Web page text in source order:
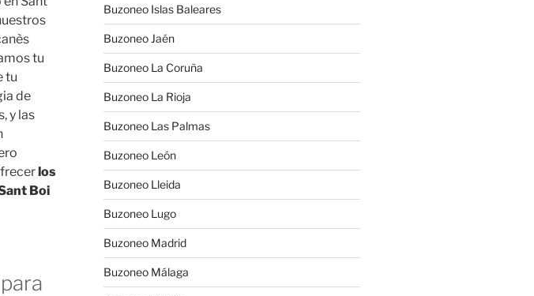
tu
tu
de
y las
los
Boi
Buzoneo Islas Baleares
Buzoneo Jaén
Buzoneo La Coruña
Buzoneo La Rioja
Buzoneo Las Palmas
Buzoneo León
Buzoneo Lleida
Buzoneo Lugo
Buzoneo Madrid
Buzoneo Málaga